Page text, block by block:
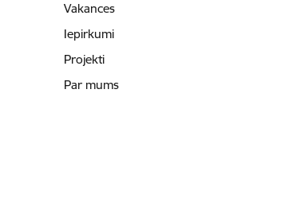
Vakances
Iepirkumi
Projekti
Par mums